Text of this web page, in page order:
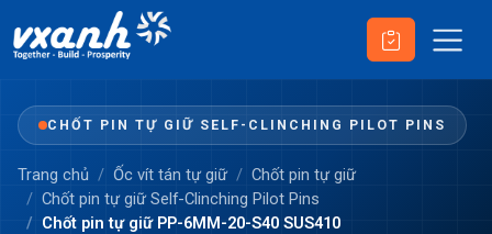
CHỐT PIN TỰ GIỮ SELF-CLINCHING PILOT PINS
Trang chủ Ốc vít tán tự giữ
Chốt pin tự giữ
Chốt pin tự giữ Self-Clinching Pilot Pins
Chốt pin tự giữ PP-6MM-20-S40 SUS410